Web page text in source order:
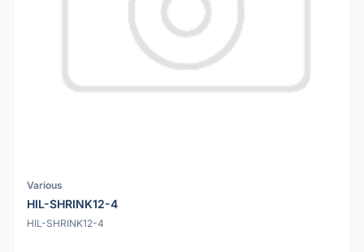
Various
HIL-SHRINK12-4
HIL-SHRINK12-4